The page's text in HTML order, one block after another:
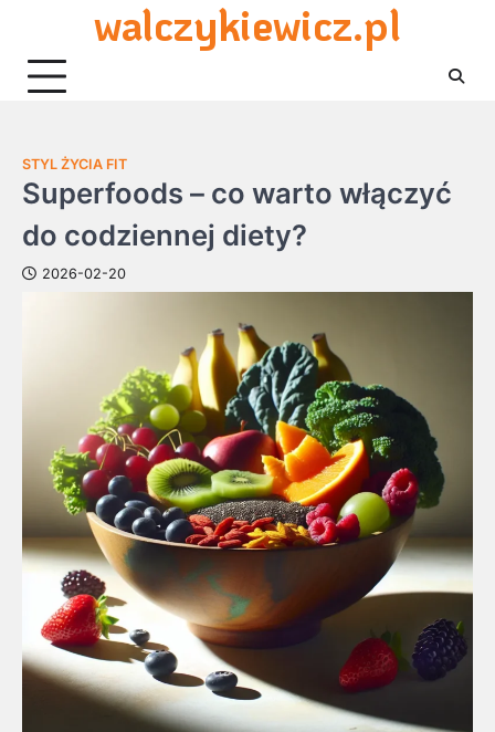
content
walczykiewicz.pl
STYL ŻYCIA FIT
Superfoods – co warto włączyć
do codziennej diety?
2026-02-20